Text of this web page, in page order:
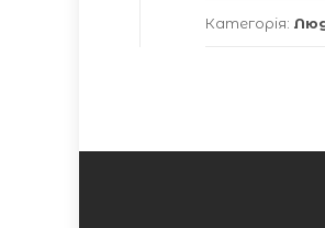
Категорія: